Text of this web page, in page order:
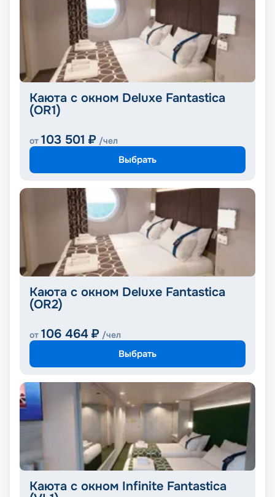
Каюта с окном Deluxe Fantastica
(OR1)
от 103 501 ₽ /чел
Выбрать
Каюта с окном Deluxe Fantastica
(OR2)
от 106 464 ₽ /чел
Выбрать
Каюта с окном Infinite Fantastica